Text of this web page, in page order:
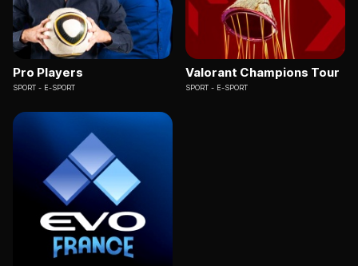
Pro Players
SPORT E-SPORT
Valorant Champions Tour
SPORT E-SPORT